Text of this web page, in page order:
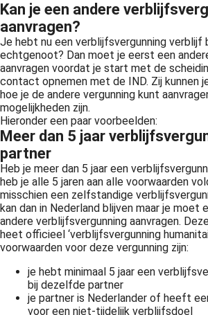
Kan je een andere
aanvragen?
Je hebt nu een verblijfsvergunning verblijf
echtgenoot? Dan moet je eerst een
aanvragen voordat je start met de
contact opnemen met de IND. Zij kunnen
hoe je de andere vergunning kunt
mogelijkheden zijn.
Hieronder een paar voorbeelden:
Meer dan 5 jaar
partner
Heb je meer dan 5 jaar een
heb je alle 5 jaren aan alle voorwaarden
misschien een zelfstandige
kan dan in Nederland blijven maar je moet
andere verblijfsvergunning aanvragen.
heet officieel ‘verblijfsvergunning
voorwaarden voor deze vergunning zijn:
je hebt minimaal 5 jaar een
bij dezelfde partner
je partner is Nederlander of heeft
voor een niet-tijdelijk verblijfsdoel